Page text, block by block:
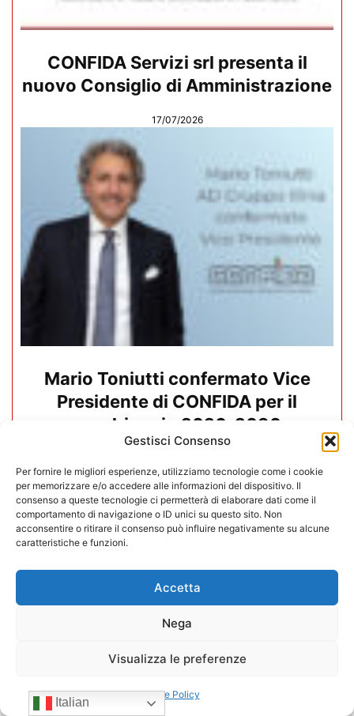
Gestisci Consenso
Per fornire le migliori esperienze, utilizziamo tecnologie come i cookie
per memorizzare e/o accedere alle informazioni del dispositivo. Il
consenso a queste tecnologie ci permetterà di elaborare dati come il
comportamento di navigazione o ID unici su questo sito. Non
acconsentire o ritirare il consenso può influire negativamente su alcune
caratteristiche e funzioni.
Accetta
Nega
Visualizza le preferenze
Cookie Policy
CONFIDA Servizi srl presenta il
nuovo Consiglio di Amministrazione
17/07/2026
Mario Toniutti confermato Vice
Presidente di CONFIDA per il
quadriennio 2026-2030
Italian